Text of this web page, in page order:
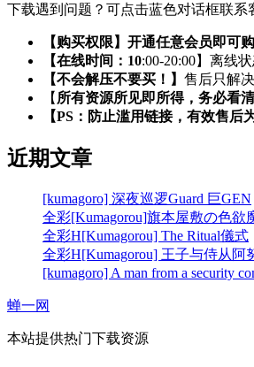
下载遇到问题？可点击蓝色对话框联系
【购买权限】开通任意会员即可
【在线时间：10:00-20:00】离线
【不会解压不要买！】 售后只解
【 所有资源所见即所得，务必看
【PS：防止滥用链接，有效售后
近期文章
[kumagoro] 深夜巡逻Guard 巨GEN
全彩[Kumagorou]旗本屋敷の色欲
全彩H[Kumagorou] The Ritual儀式
全彩H[Kumagorou] 王子与侍从阿
[kumagoro] A man from a security
蝉一网
本站提供热门下载资源